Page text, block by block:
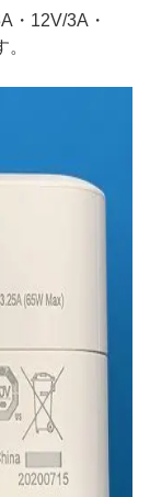
・12V/3A・